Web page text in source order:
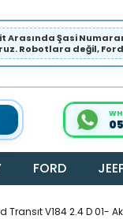
Arasında Şasi
Robotlara değil,
FORD
Transıt V184 2.4 D 01-